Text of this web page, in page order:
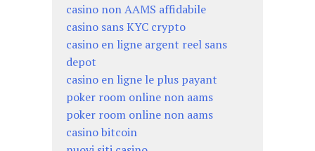
casino non AAMS affidabile
casino sans KYC crypto
casino en ligne argent reel sans
depot
casino en ligne le plus payant
poker room online non aams
poker room online non aams
casino bitcoin